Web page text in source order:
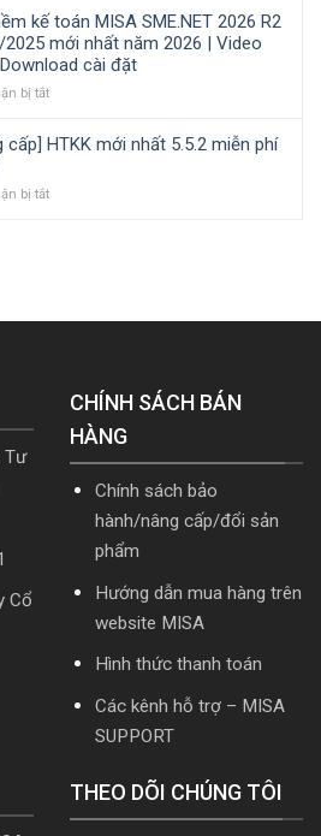
cài
đặt
kinh
doanh,
cá
nhân
kinh
nhật
TT99/2025
mới
nhất
năm
|
Video
dẫn
trong
doanh
nghiệp
xây
lắp
nắm
rõ
giá
phần
mềm
Kế
toán
online
quản
kế toán MISA SME.NET 2026 R2
mới nhất năm 2026 | Video
cài đặt
bị tắtở
Phần
kế
nhất
2026
Download
cấp] HTKK mới nhất 5.5.2 miễn phí
bị tắtở
nhất
2026
Tư
Cổ
CHÍNH SÁCH BÁN
HÀNG
Chính sách bảo
hành/nâng cấp/đổi sản
phẩm
Hướng dẫn mua hàng trên
website MISA
Hình thức thanh toán
Các kênh hỗ trợ – MISA
SUPPORT
THEO DÕI CHÚNG TÔI